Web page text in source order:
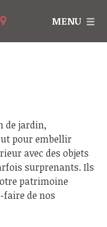
MENU
de jardin,
pour embellir
avec des objets
surprenants. Ils
patrimoine
de nos